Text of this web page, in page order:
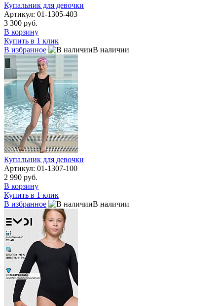
Купальник для девочки
Артикул: 01-1305-403
3 300 руб.
В корзину
Купить в 1 клик
В избранное
В наличии
Купальник для девочки
Артикул: 01-1307-100
2 990 руб.
В корзину
Купить в 1 клик
В избранное
В наличии